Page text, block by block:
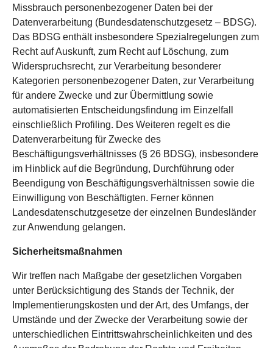
Missbrauch personenbezogener Daten bei der
Datenverarbeitung (Bundesdatenschutzgesetz – BDSG).
Das BDSG enthält insbesondere Spezialregelungen zum
Recht auf Auskunft, zum Recht auf Löschung, zum
Widerspruchsrecht, zur Verarbeitung besonderer
Kategorien personenbezogener Daten, zur Verarbeitung
für andere Zwecke und zur Übermittlung sowie
automatisierten Entscheidungsfindung im Einzelfall
einschließlich Profiling. Des Weiteren regelt es die
Datenverarbeitung für Zwecke des
Beschäftigungsverhältnisses (§ 26 BDSG), insbesondere
im Hinblick auf die Begründung, Durchführung oder
Beendigung von Beschäftigungsverhältnissen sowie die
Einwilligung von Beschäftigten. Ferner können
Landesdatenschutzgesetze der einzelnen Bundesländer
zur Anwendung gelangen.
Sicherheitsmaßnahmen
Wir treffen nach Maßgabe der gesetzlichen Vorgaben
unter Berücksichtigung des Stands der Technik, der
Implementierungskosten und der Art, des Umfangs, der
Umstände und der Zwecke der Verarbeitung sowie der
unterschiedlichen Eintrittswahrscheinlichkeiten und des